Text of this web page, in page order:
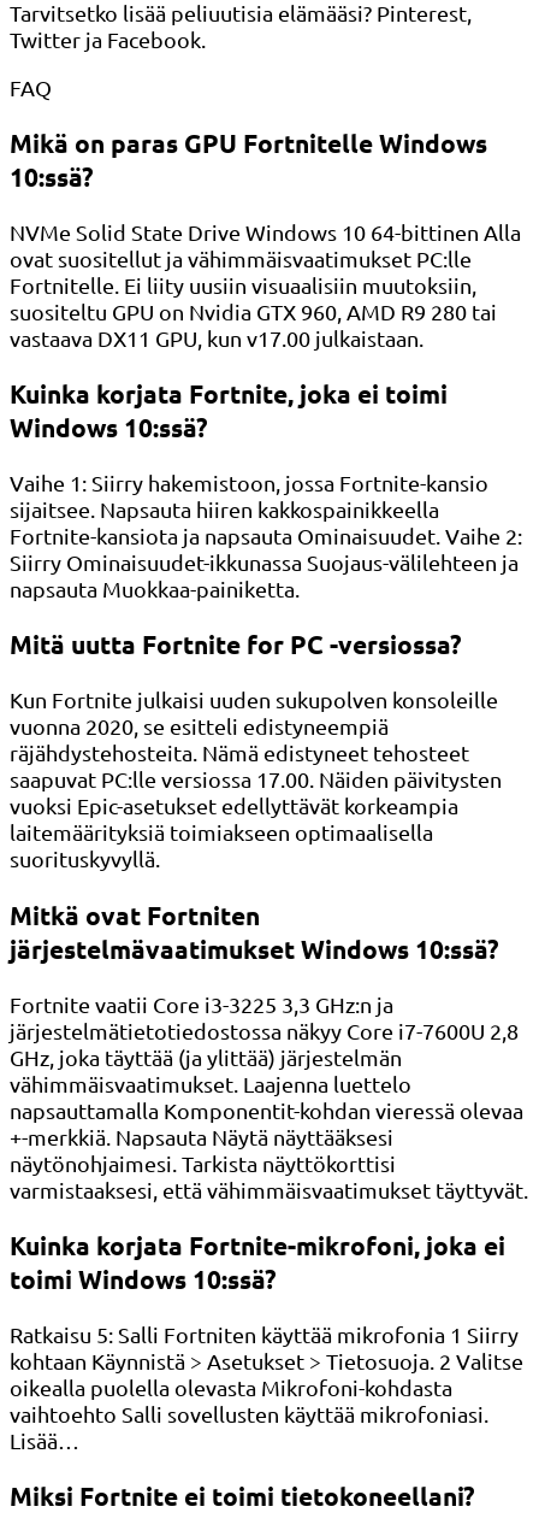
Tarvitsetko lisää peliuutisia elämääsi? Pinterest,
Twitter ja Facebook.
FAQ
Mikä on paras GPU Fortnitelle Windows
10:ssä?
NVMe Solid State Drive Windows 10 64-bittinen Alla
ovat suositellut ja vähimmäisvaatimukset PC:lle
Fortnitelle. Ei liity uusiin visuaalisiin muutoksiin,
suositeltu GPU on Nvidia GTX 960, AMD R9 280 tai
vastaava DX11 GPU, kun v17.00 julkaistaan.
Kuinka korjata Fortnite, joka ei toimi
Windows 10:ssä?
Vaihe 1: Siirry hakemistoon, jossa Fortnite-kansio
sijaitsee. Napsauta hiiren kakkospainikkeella
Fortnite-kansiota ja napsauta Ominaisuudet. Vaihe 2:
Siirry Ominaisuudet-ikkunassa Suojaus-välilehteen ja
napsauta Muokkaa-painiketta.
Mitä uutta Fortnite for PC -versiossa?
Kun Fortnite julkaisi uuden sukupolven konsoleille
vuonna 2020, se esitteli edistyneempiä
räjähdystehosteita. Nämä edistyneet tehosteet
saapuvat PC:lle versiossa 17.00. Näiden päivitysten
vuoksi Epic-asetukset edellyttävät korkeampia
laitemäärityksiä toimiakseen optimaalisella
suorituskyvyllä.
Mitkä ovat Fortniten
järjestelmävaatimukset Windows 10:ssä?
Fortnite vaatii Core i3-3225 3,3 GHz:n ja
järjestelmätietotiedostossa näkyy Core i7-7600U 2,8
GHz, joka täyttää (ja ylittää) järjestelmän
vähimmäisvaatimukset. Laajenna luettelo
napsauttamalla Komponentit-kohdan vieressä olevaa
+-merkkiä. Napsauta Näytä näyttääksesi
näytönohjaimesi. Tarkista näyttökorttisi
varmistaaksesi, että vähimmäisvaatimukset täyttyvät.
Kuinka korjata Fortnite-mikrofoni, joka ei
toimi Windows 10:ssä?
Ratkaisu 5: Salli Fortniten käyttää mikrofonia 1 Siirry
kohtaan Käynnistä > Asetukset > Tietosuoja. 2 Valitse
oikealla puolella olevasta Mikrofoni-kohdasta
vaihtoehto Salli sovellusten käyttää mikrofoniasi.
Lisää…
Miksi Fortnite ei toimi tietokoneellani?